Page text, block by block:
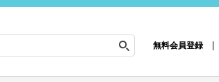
無料会員登録